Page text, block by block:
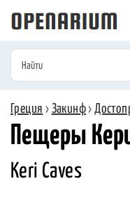
Греция › Закинф›
Пещеры
Keri Caves